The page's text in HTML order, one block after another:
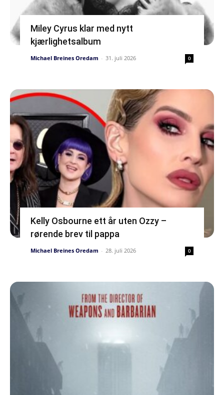
Miley Cyrus klar med nytt
kjærlighetsalbum
Michael Breines Oredam - 31. juli 2026 0
Kelly Osbourne ett år uten Ozzy –
rørende brev til pappa
Michael Breines Oredam - 28. juli 2026 0